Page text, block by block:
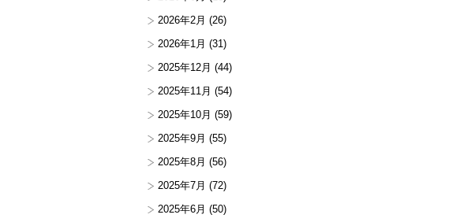
2026年2月 (26)
2026年1月 (31)
2025年12月 (44)
2025年11月 (54)
2025年10月 (59)
2025年9月 (55)
2025年8月 (56)
2025年7月 (72)
2025年6月 (50)